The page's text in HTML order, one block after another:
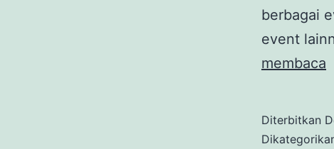
berbagai
event
membaca
Diterbitkan